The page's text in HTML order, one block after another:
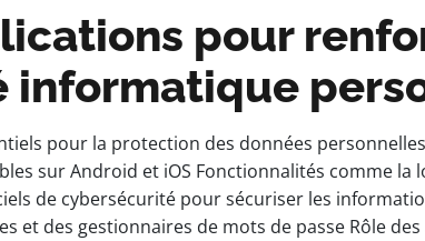
pour
informatique
pour la protection des données
sur Android et iOS Fonctionnalités comme la
de cybersécurité pour sécuriser les
et des gestionnaires de mots de passe Rôle